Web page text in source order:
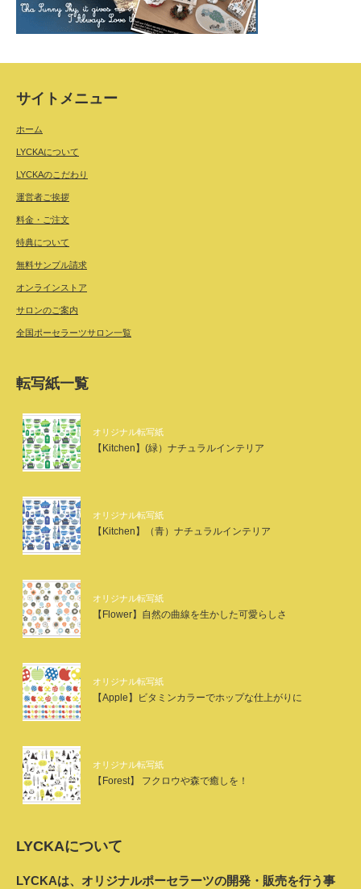
サイトメニュー
ホーム
LYCKAについて
LYCKAのこだわり
運営者ご挨拶
料金・ご注文
特典について
無料サンプル請求
オンラインストア
サロンのご案内
全国ポーセラーツサロン一覧
転写紙一覧
オリジナル転写紙
【Kitchen】(緑）ナチュラルインテリア
オリジナル転写紙
【Kitchen】（青）ナチュラルインテリア
オリジナル転写紙
【Flower】自然の曲線を生かした可愛らしさ
オリジナル転写紙
【Apple】ビタミンカラーでホップな仕上がりに
オリジナル転写紙
【Forest】 フクロウや森で癒しを！
LYCKAについて
LYCKAは、オリジナルポーセラーツの開発・販売を行う事